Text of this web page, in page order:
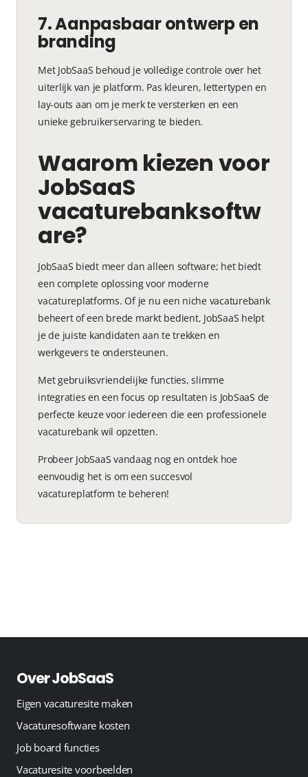
7. Aanpasbaar ontwerp en
branding
Met JobSaaS behoud je volledige controle over het
uiterlijk van je platform. Pas kleuren, lettertypen en
lay-outs aan om je merk te versterken en een
unieke gebruikerservaring te bieden.
Waarom kiezen voor
JobSaaS
vacaturebanksoftw
are?
JobSaaS biedt meer dan alleen software; het biedt
een complete oplossing voor moderne
vacatureplatforms. Of je nu een niche vacaturebank
beheert of een brede markt bedient, JobSaaS helpt
je de juiste kandidaten aan te trekken en
werkgevers te ondersteunen.
Met gebruiksvriendelijke functies, slimme
integraties en een focus op resultaten is JobSaaS de
perfecte keuze voor iedereen die een professionele
vacaturebank wil opzetten.
Probeer JobSaaS vandaag nog en ontdek hoe
eenvoudig het is om een succesvol
vacatureplatform te beheren!
Over JobSaaS
Eigen vacaturesite maken
Vacaturesoftware kosten
Job board functies
Vacaturesite voorbeelden